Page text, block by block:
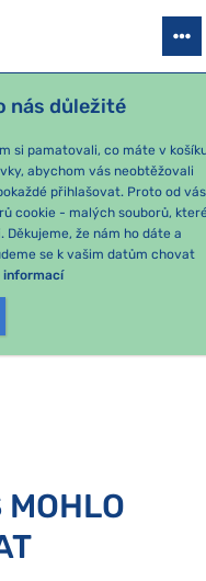
nás důležité
si pamatovali, co máte v
abychom vás neobtěžovali
přihlašovat. Proto od vás
cookie - malých souborů,
že nám ho dáte a
se k vašim datům chovat
informací
BALÍČKY PRO DĚTI
SE, ALE
MOHLO